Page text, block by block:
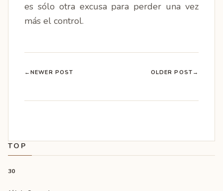
es sólo otra excusa para perder una vez
más el control.
←NEWER POST OLDER POST →
TOP
30